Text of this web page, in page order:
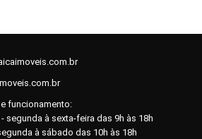
funcionamento:
segunda à sexta-feira das 9h às 18h
à sábado das 10h às 18h